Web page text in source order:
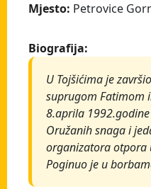
Mjesto: Petrovice
Biografija:
U Tojšićima je
suprugom Fatimom
8.aprila
Oružanih snaga i
organizatora otpora
Poginuo je u